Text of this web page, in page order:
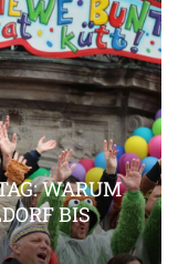
WARUM
BIS